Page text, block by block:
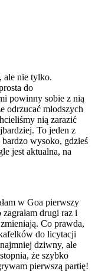
ale nie tylko.
do
powinny sobie z nią
odrzucać młodszych
nią zarazić
To jeden z
bardzo wysoko, gdzieś
jest aktualna, na
w Goa pierwszy
drugi raz i
Co prawda,
do licytacji
dziwny, ale
że szybko
pierwszą partię!